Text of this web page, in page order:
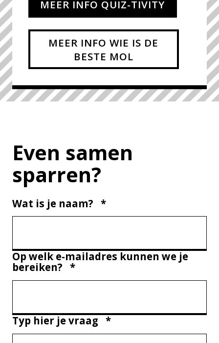
MEER INFO QUIZ-TIVITY
MEER INFO WIE IS DE
BESTE MOL
Even samen
sparren?
Wat is je naam? *
Op welk e-mailadres kunnen we je
bereiken? *
Typ hier je vraag *